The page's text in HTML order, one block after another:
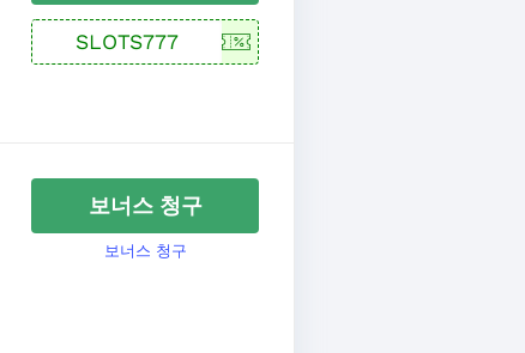
보너스 청구
보너스 청구